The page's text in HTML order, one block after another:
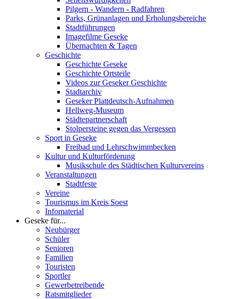
Pilgern - Wandern - Radfahren
Parks, Grünanlagen und Erholungsbereiche
Stadtführungen
Imagefilme Geseke
Übernachten & Tagen
Geschichte
Geschichte Geseke
Geschichte Ortsteile
Videos zur Geseker Geschichte
Stadtarchiv
Geseker Plattdeutsch-Aufnahmen
Hellweg-Museum
Städtepartnerschaft
Stolpersteine gegen das Vergessen
Sport in Geseke
Freibad und Lehrschwimmbecken
Kultur und Kulturförderung
Musikschule des Städtischen Kulturvereins
Veranstaltungen
Stadtfeste
Vereine
Tourismus im Kreis Soest
Infomaterial
Geseke für...
Neubürger
Schüler
Senioren
Familien
Touristen
Sportler
Gewerbetreibende
Ratsmitglieder